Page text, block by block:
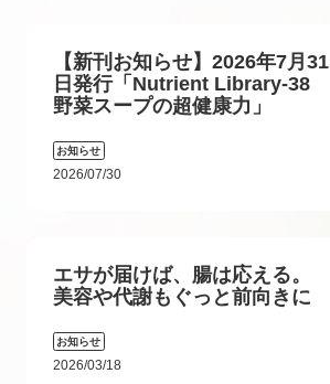
【新刊お知らせ】2026年7月31
日発行「Nutrient Library-38
野菜スープの超健康力」
お知らせ
2026/07/30
エサが届けば、腸は応える。
美容や代謝もぐっと前向きに
お知らせ
2026/03/18